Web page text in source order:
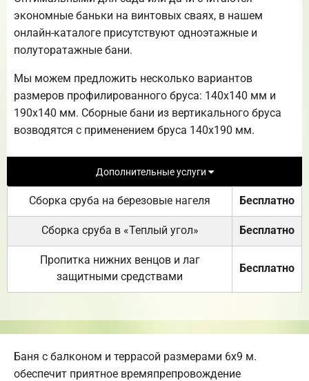
экономные баньки на винтовых сваях, в нашем
онлайн-каталоге присутствуют одноэтажные и
полуторатажные бани.
Мы можем предложить несколько вариантов
размеров профилированного бруса: 140х140 мм и
190х140 мм. Сборные бани из вертикального бруса
возводятся с применением бруса 140х190 мм.
Дополнительные услуги
Сборка сруба на березовые нагеля Бесплатно
Сборка сруба в «Теплый угол» Бесплатно
Пропитка нижних венцов и лаг
защитными средствами
Бесплатно
Баня с балконом и террасой размерами 6х9 м.
обеспечит приятное времяпрепровождение